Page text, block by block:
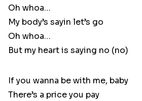
Oh whoa…
My body’s sayin let’s go
Oh whoa…
But my heart is saying no (no)
If you wanna be with me, baby
There’s a price you pay